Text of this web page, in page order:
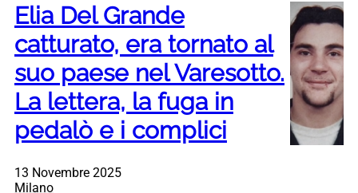
Elia Del Grande
catturato, era tornato al
suo paese nel Varesotto.
La lettera, la fuga in
pedalò e i complici
13 Novembre 2025
Milano